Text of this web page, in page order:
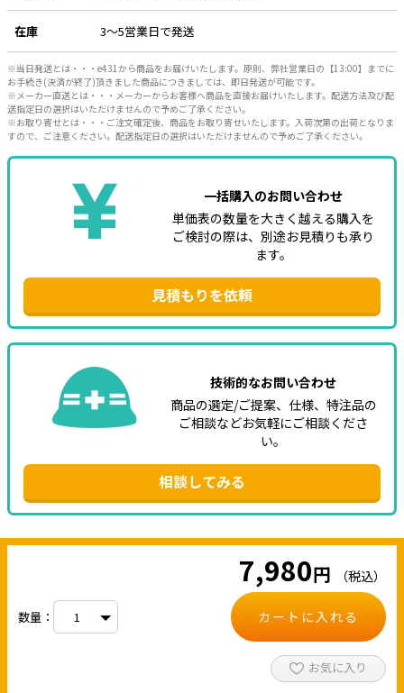
在庫 3～5営業日で発送
※当日発送とは・・・e431から商品をお届けいたします。原則、弊社営業日の【13:00】までに
お手続き(決済が終了)頂きました商品につきましては、即日発送が可能です。
※メーカー直送とは・・・メーカーからお客様へ商品を直接お届けいたします。配送方法及び配
送指定日の選択はいただけませんので予めご了承ください。
※お取り寄せとは・・・ご注文確定後、商品をお取り寄せいたします。入荷次第の出荷となりま
すので、ご注意ください。配送指定日の選択はいただけませんので予めご了承ください。
一括購入のお問い合わせ
単価表の数量を大きく越える購入を
ご検討の際は、別途お見積りも承り
ます。
見積もりを依頼
技術的なお問い合わせ
商品の選定/ご提案、仕様、特注品の
ご相談などお気軽にご相談くださ
い。
相談してみる
7,980円 （税込）
数量： カートに入れる
お気に入り